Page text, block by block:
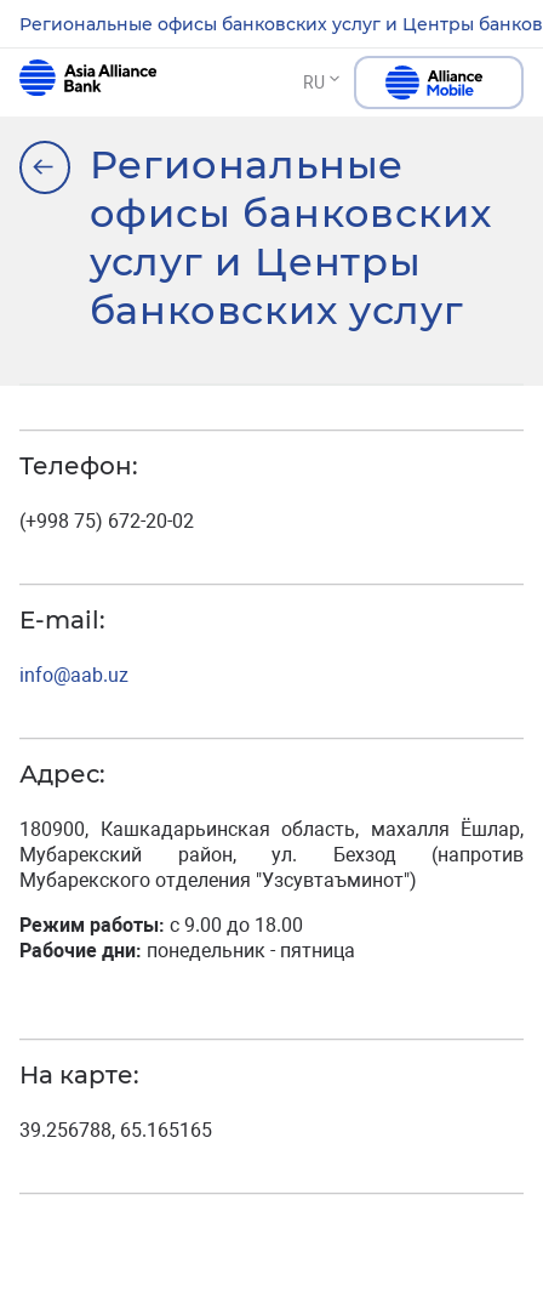
Региональные офисы банковских услуг и Центры
RU
Региональные
офисы банковских
услуг и Центры
банковских услуг
Телефон:
(+998 75) 672-20-02
E-mail:
info@aab.uz
Адрес:
180900, Кашкадарьинская область, махалля Ёшлар,
Мубарекский район, ул. Бехзод (напротив
Мубарекского отделения "Узсувтаъминот")
Режим работы: с 9.00 до 18.00
Рабочие дни: понедельник - пятница
На карте:
39.256788, 65.165165